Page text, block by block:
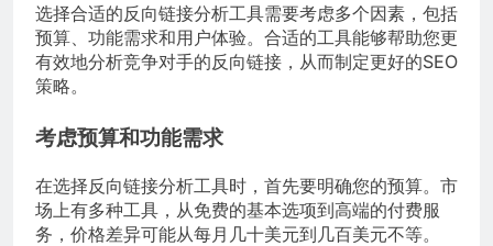
选择合适的反向链接分析工具需要考虑多个因素，包括
预算、功能需求和用户体验。合适的工具能够帮助您更
有效地分析竞争对手的反向链接，从而制定更好的SEO
策略。
考虑预算和功能需求
在选择反向链接分析工具时，首先要明确您的预算。市
场上有多种工具，从免费的基本选项到高端的付费服
务，价格差异可能从每月几十美元到几百美元不等。